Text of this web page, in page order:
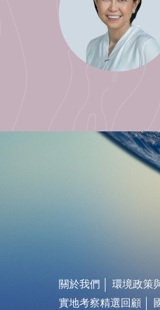
關於我們 環境政策
實地考察精選回顧